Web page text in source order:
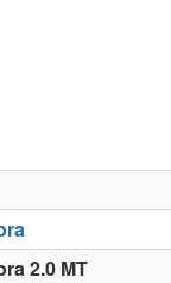
2.0 MT